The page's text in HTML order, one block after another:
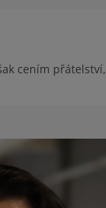
cením přátelství,